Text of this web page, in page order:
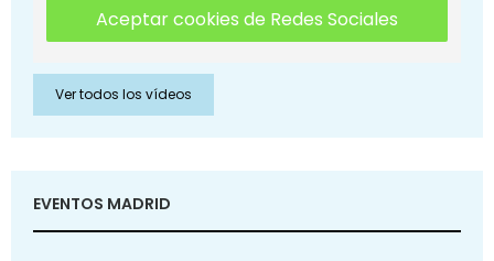
Aceptar cookies de Redes Sociales
Ver todos los vídeos
EVENTOS MADRID